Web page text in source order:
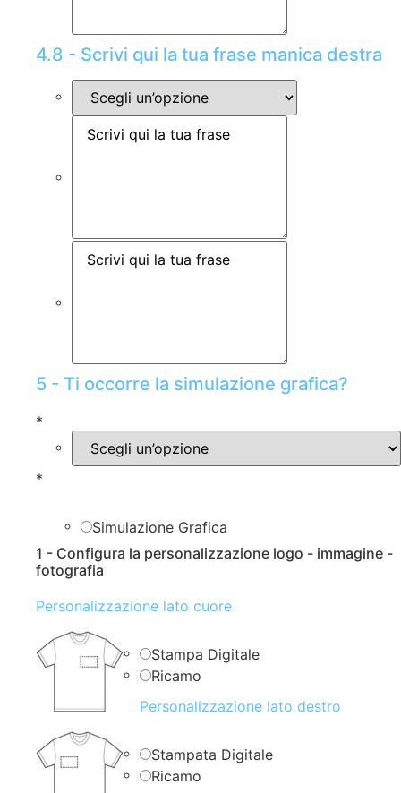
4.8 - Scrivi qui la tua frase manica destra
5 - Ti occorre la simulazione grafica?
*
*
Simulazione Grafica
1 - Configura la personalizzazione logo - immagine -
fotografia
Personalizzazione lato cuore
Stampa Digitale
Ricamo
Personalizzazione lato destro
Stampata Digitale
Ricamo